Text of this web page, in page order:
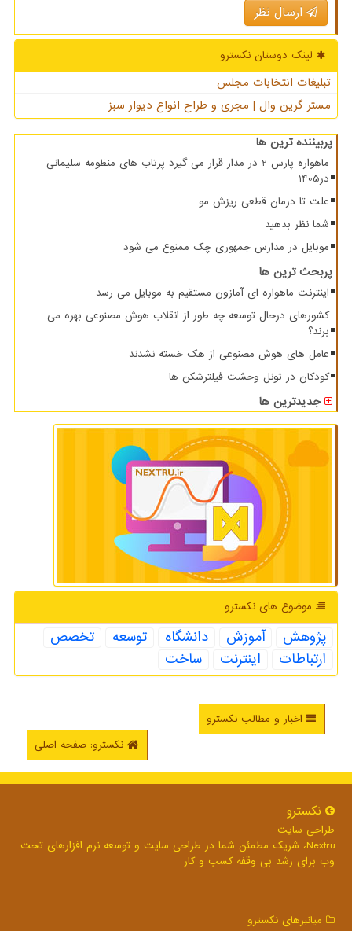
ارسال نظر
لینک دوستان نكسترو
تبلیغات انتخابات مجلس
مستر گرین وال | مجری و طراح انواع دیوار سبز
پربیننده ترین ها
ماهواره پارس 2 در مدار قرار می گیرد پرتاب های منظومه سلیمانی
در1405
علت تا درمان قطعی ریزش مو
شما نظر بدهید
موبایل در مدارس جمهوری چک ممنوع می شود
پربحث ترین ها
اینترنت ماهواره ای آمازون مستقیم به موبایل می رسد
کشورهای درحال توسعه چه طور از انقلاب هوش مصنوعی بهره می
برند؟
عامل های هوش مصنوعی از هک خسته نشدند
کودکان در تونل وحشت فیلترشکن ها
جدیدترین ها
موضوع های نكسترو
پژوهش آموزش دانشگاه توسعه
تخصص
ارتباطات
اینترنت ساخت
اخبار و مطالب نکسترو
نکسترو: صفحه اصلی
نكسترو
طراحی سایت
Nextru، شریک مطمئن شما در طراحی سایت و توسعه نرم افزارهای تحت
وب برای رشد بی وقفه کسب و کار
میانبرهای نكسترو